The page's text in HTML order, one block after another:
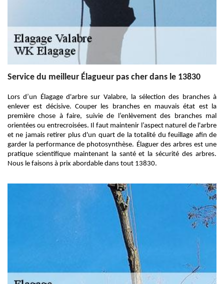
Service du meilleur Élagueur pas cher dans le 13830
Lors d’un Élagage d'arbre sur Valabre, la sélection des branches à
enlever est décisive. Couper les branches en mauvais état est la
première chose à faire, suivie de l’enlèvement des branches mal
orientées ou entrecroisées. Il faut maintenir l’aspect naturel de l'arbre
et ne jamais retirer plus d'un quart de la totalité du feuillage afin de
garder la performance de photosynthèse. Élaguer des arbres est une
pratique scientifique maintenant la santé et la sécurité des arbres.
Nous le faisons à prix abordable dans tout 13830.